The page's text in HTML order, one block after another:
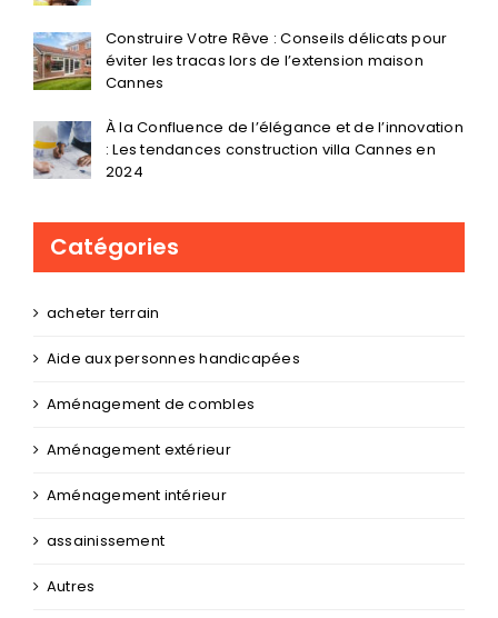
Construire Votre Rêve : Conseils délicats pour
éviter les tracas lors de l’extension maison
Cannes
À la Confluence de l’élégance et de l’innovation
: Les tendances construction villa Cannes en
2024
Catégories
acheter terrain
Aide aux personnes handicapées
Aménagement de combles
Aménagement extérieur
Aménagement intérieur
assainissement
Autres